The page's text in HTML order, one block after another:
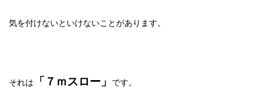
気を付けないといけないことがあります。
それは 「７ｍスロー」 です。